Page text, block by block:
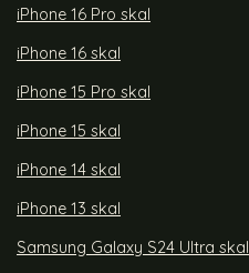
iPhone 16 Pro skal
iPhone 16 skal
iPhone 15 Pro skal
iPhone 15 skal
iPhone 14 skal
iPhone 13 skal
Samsung Galaxy S24 Ultra skal